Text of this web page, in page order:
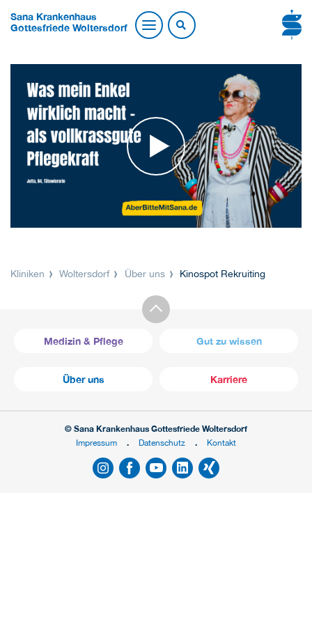
Sana Krankenhaus
Gottesfriede Woltersdorf
Kliniken Woltersdorf Über uns Kinospot Rekruiting
Medizin & Pflege Gut zu wissen
Über uns Karriere
© Sana Krankenhaus Gottesfriede Woltersdorf
Impressum
Datenschutz Kontakt